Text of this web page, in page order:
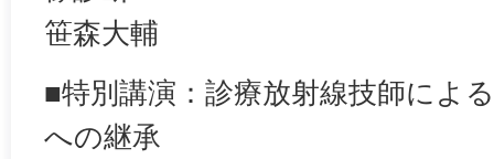
笹森大輔
■特別講演：診療放射線技師によ
への継承